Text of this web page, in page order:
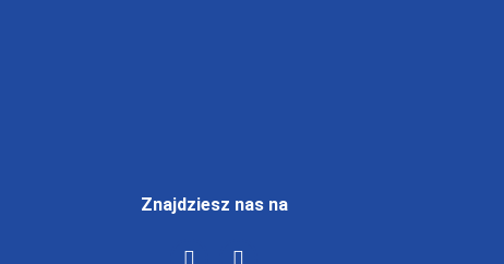
Znajdziesz nas na